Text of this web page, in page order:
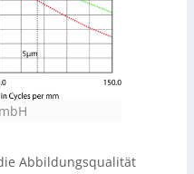
Abbildungsqualität